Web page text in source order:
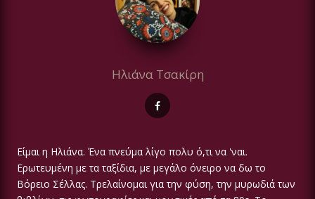
Ηλιάνα Τσακίρη
Είμαι η Ηλιάνα. Ένα πνεύμα λίγο πολυ ό,τι να 'ναι.
Ερωτευμένη με τα ταξίδια, με μεγάλο όνειρο να δω το
Βόρειο Σέλλας. Τρελαίνομαι για την φύση, την μυρωδιά των